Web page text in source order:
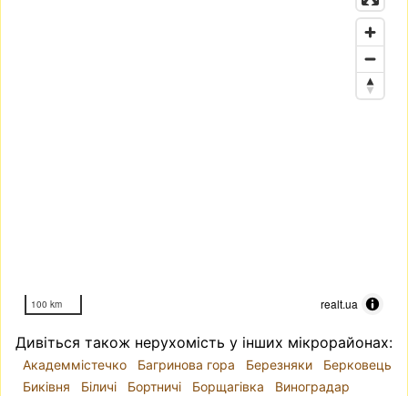
100 km realt.ua
Дивіться також нерухомість у інших мікрорайонах:
Академмістечко Багринова гора Березняки
Берковець
Биківня
Біличі Бортничі Борщагівка Виноградар